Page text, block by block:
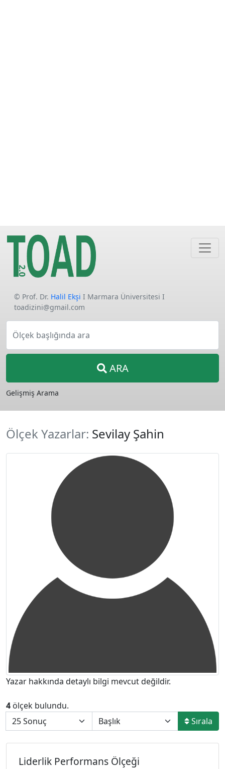
© Prof. Dr. Halil Ekşi I Marmara Üniversitesi I
toadizini@gmail.com
Ölçek başlığında ara
ARA
Gelişmiş Arama
Ölçek Yazarlar: Sevilay Şahin
Yazar hakkında detaylı bilgi mevcut değildir.
4 ölçek bulundu.
Sırala
Liderlik Performans Ölçeği